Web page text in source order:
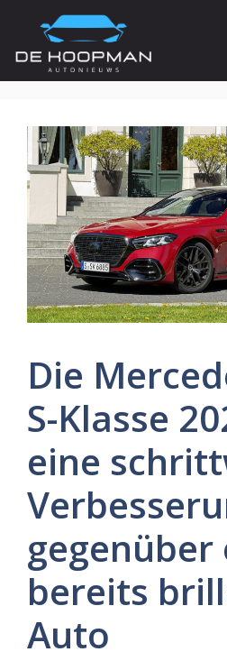
de
inhoud
Die
S-Klasse
eine
gegenüber
bereits
Auto